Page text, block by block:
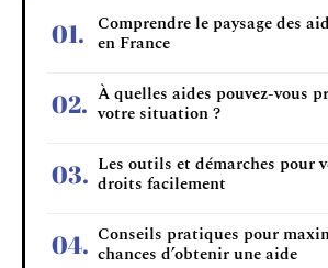
Comprendre le paysage des
en France
À quelles aides pouvez-vous
votre situation ?
Les outils et démarches pour
droits facilement
Conseils pratiques pour
chances d’obtenir une aide